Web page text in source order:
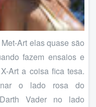
Art elas quase são
fazem ensaios e
Art a coisa fica tesa.
o lado rosa do
Vader no lado